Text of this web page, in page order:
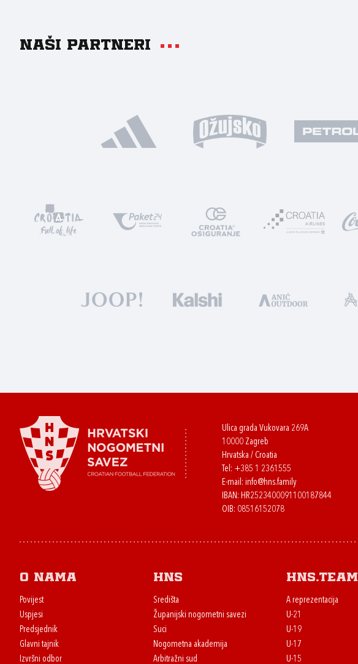
Naši partneri
Ulica grada Vukovara 269A
10000 Zagreb
Hrvatska / Croatia
Tel: +385 1 2361555
E-mail: info@hns.family
IBAN: HR2523400091100187844
OIB: 08516152078
O nama
Povijest
Uspjesi
Predsjednik
Glavni tajnik
Izvršni odbor
HNS
Središta
Županijski nogometni savezi
Suci
Nogometna akademija
Arbitražni sud
HNS.team
A reprezentacija
U-21
U-19
U-17
U-15